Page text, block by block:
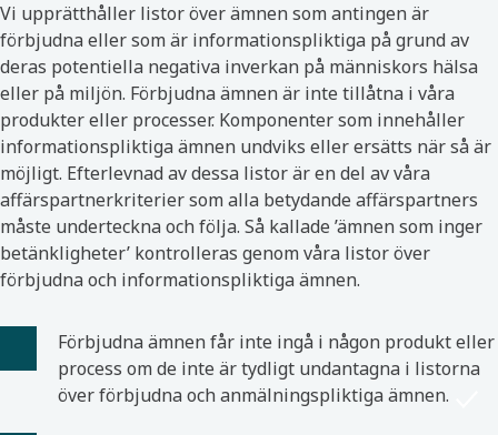
Vi upprätthåller listor över ämnen som antingen är
förbjudna eller som är informationspliktiga på grund av
deras potentiella negativa inverkan på människors hälsa
eller på miljön. Förbjudna ämnen är inte tillåtna i våra
produkter eller processer. Komponenter som innehåller
informationspliktiga ämnen undviks eller ersätts när så är
möjligt. Efterlevnad av dessa listor är en del av våra
affärspartnerkriterier som alla betydande affärspartners
måste underteckna och följa. Så kallade ’ämnen som inger
betänkligheter’ kontrolleras genom våra listor över
förbjudna och informationspliktiga ämnen.
Förbjudna ämnen får inte ingå i någon produkt eller
process om de inte är tydligt undantagna i listorna
över förbjudna och anmälningspliktiga ämnen.